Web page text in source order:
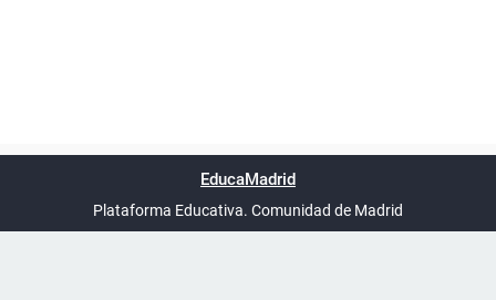
UTC+02:00
phpBB España
EducaMadrid
Plataforma Educativa. Comunidad de Madrid